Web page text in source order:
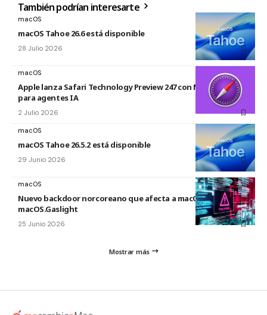
También podrían interesarte
macOS
macOS Tahoe 26.6 está disponible
28 Julio 2026
macOS
Apple lanza Safari Technology Preview 247 con MCP Server
para agentes IA
2 Julio 2026
macOS
macOS Tahoe 26.5.2 está disponible
29 Junio 2026
macOS
Nuevo backdoor norcoreano que afecta a macOS:
macOS.Gaslight
25 Junio 2026
Mostrar más